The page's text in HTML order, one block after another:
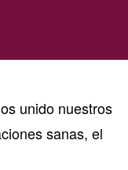
unido nuestros
sanas, el